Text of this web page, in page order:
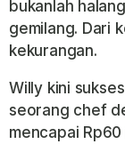
bukanlah
gemilang. Dari
kekurangan.
Willy kini
seorang chef
mencapai